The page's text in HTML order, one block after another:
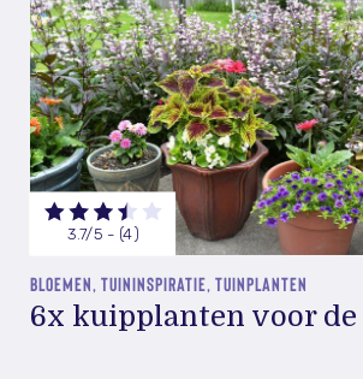
3.7/5 - (4)
BLOEMEN, TUININSPIRATIE, TUINPLANTEN
6x kuipplanten voor de